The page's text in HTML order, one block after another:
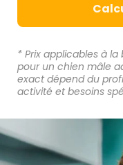
* Prix applicables à la
pour un chien mâle
exact dépend du
activité et besoins